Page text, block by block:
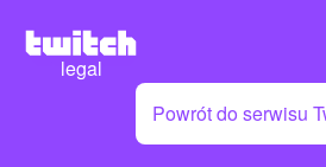
legal
Powrót do serwisu